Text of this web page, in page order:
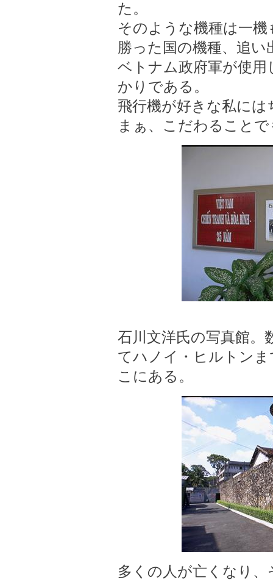
た。
そのような機種は一
勝った国の機種、追
ベトナム政府軍が使
かりである。
飛行機が好きな私に
まぁ、こだわること
石川文洋氏の写真館。
てハノイ・ヒルトン
こにある。
多くの人が亡くなり